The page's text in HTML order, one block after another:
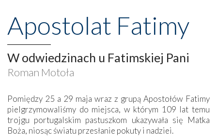
Apostolat Fatimy
W odwiedzinach u Fatimskiej Pani
Roman Motoła
Pomiędzy 25 a 29 maja wraz z grupą Apostołów Fatimy
pielgrzymowaliśmy do miejsca, w którym 109 lat temu
trojgu portugalskim pastuszkom ukazywała się Matka
Boża, niosąc światu przesłanie pokuty i nadziei.